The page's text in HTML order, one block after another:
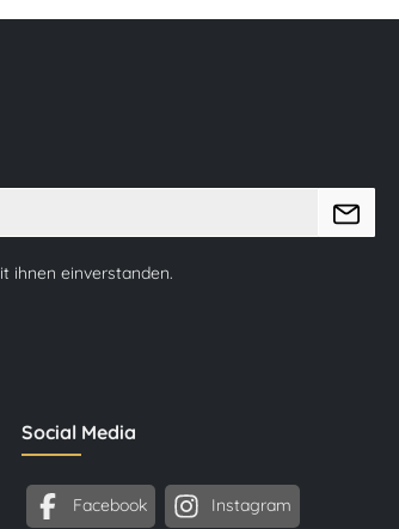
ihnen einverstanden.
Social Media
Facebook Instagram